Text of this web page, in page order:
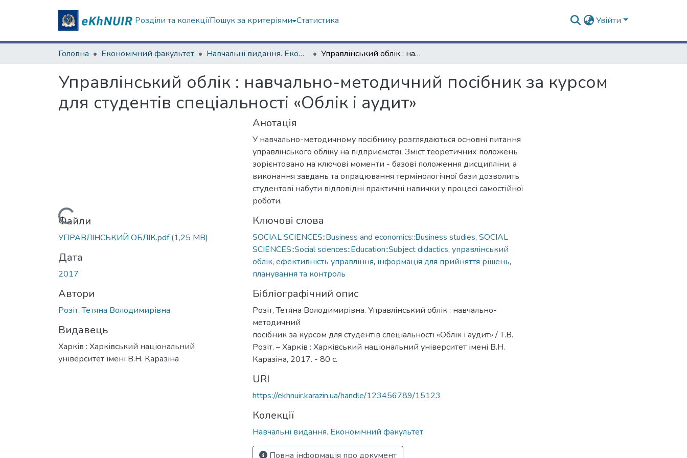
Розділи та колекціїПошук за критеріями Статистика Увійти
Головна Економічний факультет Навчальні видання. Економічний факультет Управлінський облік : навчально-методичний посібник за курсом для студентів спеціальності «Облік і аудит»
Управлінський облік : навчально-методичний посібник за курсом
для студентів спеціальності «Облік і аудит»
Вантажиться...
Файли
УПРАВЛІНСЬКИЙ ОБЛІК.pdf(1,25 MB)
Дата
2017
Автори
Розіт, Тетяна Володимирівна
Видавець
Харків : Харківський національний
університет імені В.Н. Каразіна
Анотація
У навчально-методичному посібнику розглядаються основні питання
управлінського обліку на підприємстві. Зміст теоретичних положень
зорієнтовано на ключові моменти - базові положення дисципліни, а
виконання завдань та опрацювання термінологічної бази дозволить
студентові набути відповідні практичні навички у процесі самостійної
роботи.
Ключові слова
SOCIAL SCIENCES::Business and economics::Business studies, SOCIAL
SCIENCES::Social sciences::Education::Subject didactics, управлінський
облік, ефективність управління, інформація для прийняття рішень,
планування та контроль
Бібліографічний опис
Розіт, Тетяна Володимирівна. Управлінський облік : навчально-
методичний
посібник за курсом для студентів спеціальності «Облік і аудит» / Т.В.
Розіт. – Харків : Харківський національний університет імені В.Н.
Каразіна, 2017. - 80 с.
URI
https://ekhnuir.karazin.ua/handle/123456789/15123
Колекції
Навчальні видання. Економічний факультет
Повна інформація про документ